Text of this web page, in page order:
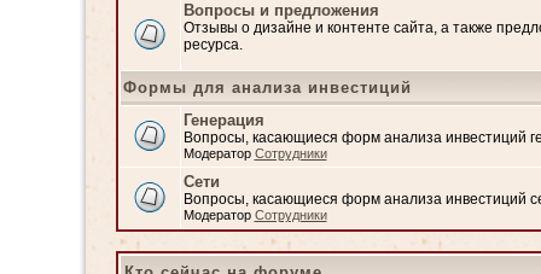
Вопросы и предложения
Отзывы о дизайне и контенте сайта, а также
ресурса.
Формы для анализа инвестиций
Генерация
Вопросы, касающиеся форм анализа инвестиций
Модератор Сотрудники
Сети
Вопросы, касающиеся форм анализа инвестиций
Модератор Сотрудники